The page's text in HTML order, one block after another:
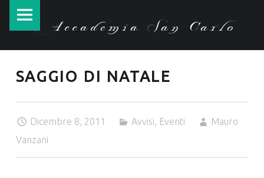
Accademia San Carlo
Accademia
navigation
Skip
SAGGIO DI NATALE
Dicembre 8, 2011 Avvisi, Eventi
Mauro
Vanzani